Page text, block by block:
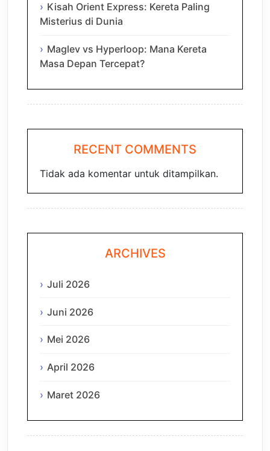
Kisah Orient Express: Kereta Paling
Misterius di Dunia
Maglev vs Hyperloop: Mana Kereta
Masa Depan Tercepat?
RECENT COMMENTS
Tidak ada komentar untuk ditampilkan.
ARCHIVES
Juli 2026
Juni 2026
Mei 2026
April 2026
Maret 2026